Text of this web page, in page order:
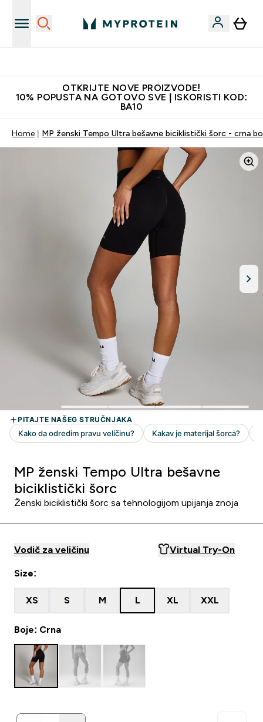
OTKRIJTE NOVE PROIZVODE!
10% POPUSTA NA GOTOVO SVE | ISKORISTI KOD:
BA10
Home MP ženski Tempo Ultra bešavne biciklistički šorc - crna
MP ženski Tempo Ultra bešavne
biciklistički šorc
Ženski biciklistički šorc sa tehnologijom upijanja znoja
Vodič za veličinu Virtual Try-On
Size:
XS S M L XL XXL
Boje: Crna